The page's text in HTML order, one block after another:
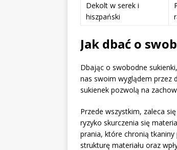
Dekolt w serek i
hiszpański
Jak dbać o
Dbając o swobodne
nas swoim wyglądem przez
sukienek pozwolą na
Przede wszystkim, zaleca
ryzyko skurczenia się
prania, które chronią tkaniny
strukturę materiału oraz